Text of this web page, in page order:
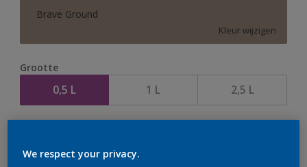
Brave Ground
Kleur wijzigen
Grootte
0,5 L 1 L 2,5 L
We respect your privacy.